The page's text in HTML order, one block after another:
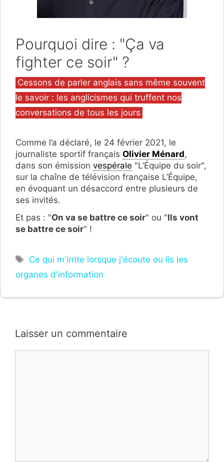
Pourquoi dire : "Ça va
fighter ce soir" ?
Catégories
Cessons de parler anglais sans même souvent
le savoir : les anglicismes qui truffent nos
conversations de tous les jours
Comme l’a déclaré, le 24 février 2021, le
journaliste sportif français Olivier Ménard,
dans son émission vespérale "L’Équipe du soir",
sur la chaîne de télévision française L’Équipe,
en évoquant un désaccord entre plusieurs de
ses invités.
Et pas : "On va se battre ce soir" ou "Ils vont
se battre ce soir" !
Étiquettes
Ce qui m'irrite lorsque j'écoute ou lis les
organes d'information
Laisser un commentaire